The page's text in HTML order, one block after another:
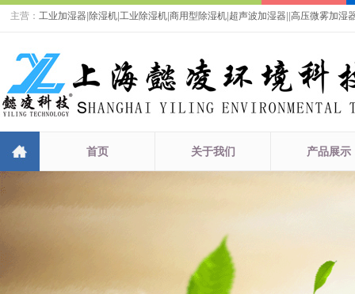
主营： 工业加湿器 除湿机 工业除湿机 商用型除湿机 超声波加湿器 高压微雾加湿
首页 关于我们 产品展示